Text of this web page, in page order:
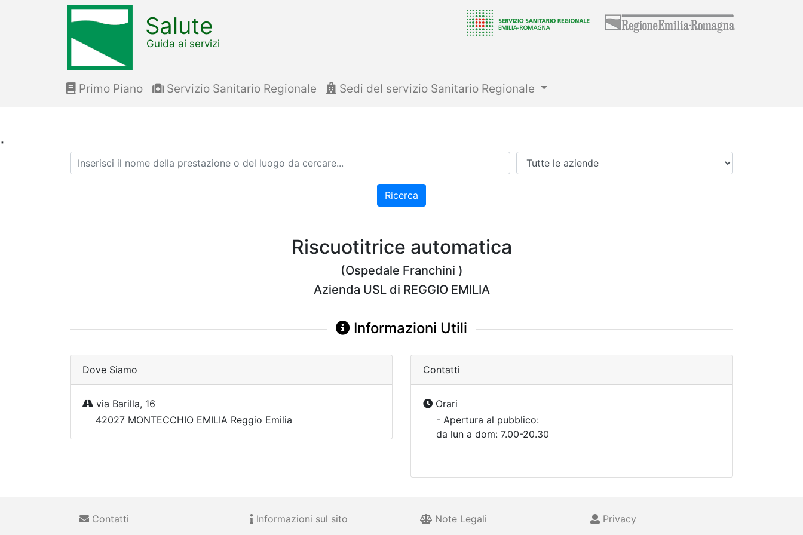
"
Salute
Guida ai servizi
Primo Piano Servizio Sanitario Regionale Sedi del servizio Sanitario Regionale
Ricerca Azienda
Ricerca
Riscuotitrice automatica
(Ospedale Franchini )
Azienda USL di REGGIO EMILIA
Informazioni Utili
Dove Siamo
via Barilla, 16
42027 MONTECCHIO EMILIA Reggio Emilia
Contatti
Orari
- Apertura al pubblico:
da lun a dom: 7.00-20.30
Contatti Informazioni sul sito Note Legali Privacy